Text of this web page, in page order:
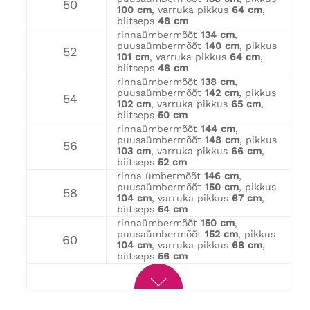
50
100 cm, varruka pikkus 64 cm,
biitseps 48 cm
52
rinnaümbermõõt 134 cm,
puusaümbermõõt 140 cm, pikkus
101 cm, varruka pikkus 64 cm,
biitseps 48 cm
54
rinnaümbermõõt 138 cm,
puusaümbermõõt 142 cm, pikkus
102 cm, varruka pikkus 65 cm,
biitseps 50 cm
56
rinnaümbermõõt 144 cm,
puusaümbermõõt 148 cm, pikkus
103 cm, varruka pikkus 66 cm,
biitseps 52 cm
58
rinna ümbermõõt 146 cm,
puusaümbermõõt 150 cm, pikkus
104 cm, varruka pikkus 67 cm,
biitseps 54 cm
60
rinnaümbermõõt 150 cm,
puusaümbermõõt 152 cm, pikkus
104 cm, varruka pikkus 68 cm,
biitseps 56 cm